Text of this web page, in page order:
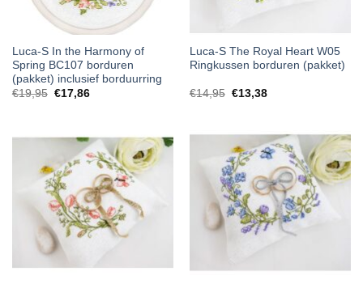
Luca-S In the Harmony of
Spring BC107 borduren
(pakket) inclusief borduurring
€19,95 €17,86
Luca-S The Royal Heart W05
Ringkussen borduren (pakket)
€14,95 €13,38